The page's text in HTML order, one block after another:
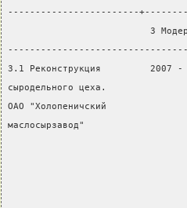
------------------------
3
3.1 Реконструкция
сыродельного цеха.
ОАО "Холопеничский
маслосырзавод"